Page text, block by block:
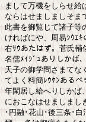
まして万機をしらせ給
ならはせましましそま
此書を御覧じて諸子等
ければにや、周易ｼｳｴ
右ｻｳあたはず。菅氏輔
名儒ﾒｲｼﾞｭありしかば
天子の御学問さまてな
てよく料簡ﾚｳｹﾝある
年閑居し給へりしかば
におこなはせましまし
･円融･花山･後三条･